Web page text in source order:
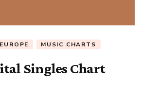
EUROPE MUSIC CHARTS
Singles Chart